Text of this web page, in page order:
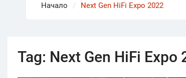
Начало Next Gen HiFi Expo 2022
Tag: Next Gen HiFi Expo